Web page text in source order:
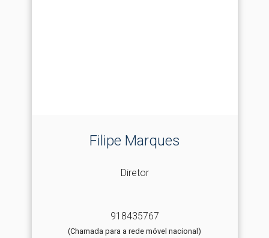
Filipe Marques
Diretor
918435767
(Chamada para a rede móvel nacional)